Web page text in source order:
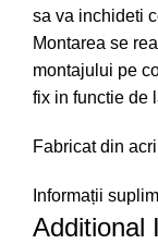
sa va inchideti
Montarea se
montajului pe
fix in functie de
Fabricat din
Informații
Additional